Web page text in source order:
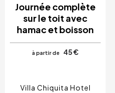
Journée complète
sur le toit avec
hamac et boisson
à partir de 45 €
Villa Chiquita Hotel